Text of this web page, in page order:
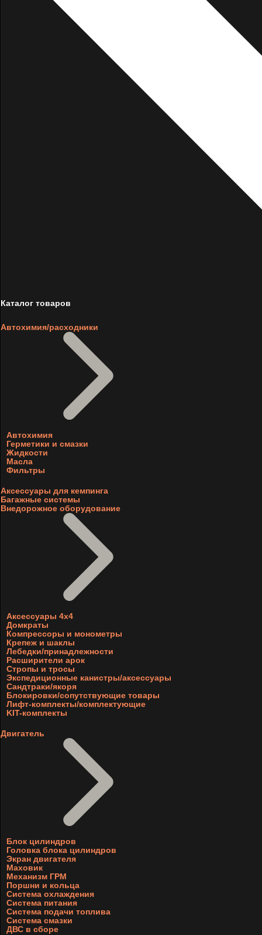
Каталог товаров
Автохимия/расходники
Автохимия
Герметики и смазки
Жидкости
Масла
Фильтры
Аксессуары для кемпинга
Багажные системы
Внедорожное оборудование
Аксессуары 4х4
Домкраты
Компрессоры и монометры
Крепеж и шаклы
Лебедки/принадлежности
Расширители арок
Стропы и тросы
Экспедиционные канистры/аксессуары
Сандтраки/якоря
Блокировки/сопутствующие товары
Лифт-комплекты/комплектующие
KIT-комплекты
Двигатель
Блок цилиндров
Головка блока цилиндров
Экран двигателя
Маховик
Механизм ГРМ
Поршни и кольца
Система охлаждения
Система питания
Система подачи топлива
Система смазки
ДВС в сборе